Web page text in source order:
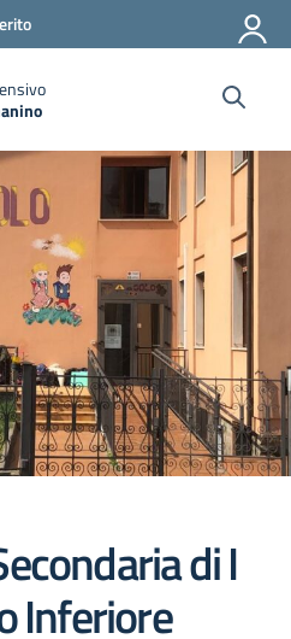
di I
Inferiore